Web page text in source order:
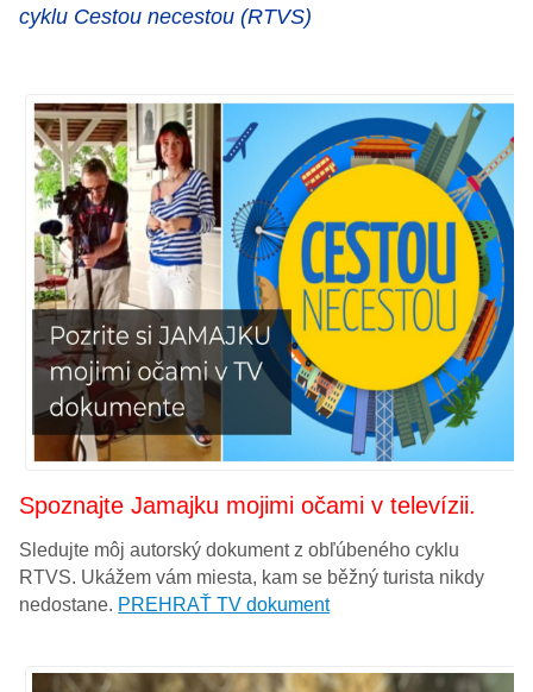
cyklu Cestou necestou (RTVS)
Spoznajte Jamajku mojimi očami v televízii.
Sledujte môj autorský dokument z obľúbeného cyklu
RTVS. Ukážem vám miesta, kam se běžný turista nikdy
nedostane. PREHRAŤ TV dokument